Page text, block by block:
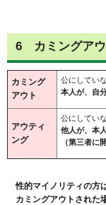
6 カミングアウ
カミング
アウト
公にしてい
本人が、自
アウティ
ング
公にしてい
他人が、本
（第三者に
性的マイノリティの方
カミングアウトされた